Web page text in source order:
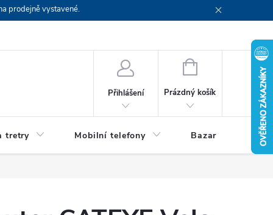
prodejně vystavené.
Přihlášení
NÁKUPNÍ
Prázdný košík
tretry Mobilní telefony Bazar Servis